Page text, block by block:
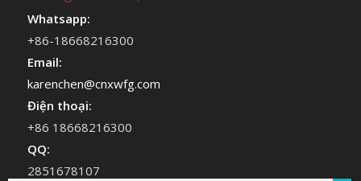
Whatsapp:
+86-18668216300
Email:
karenchen@cnxwfg.com
Điện thoại:
+86 18668216300
QQ:
2851678107